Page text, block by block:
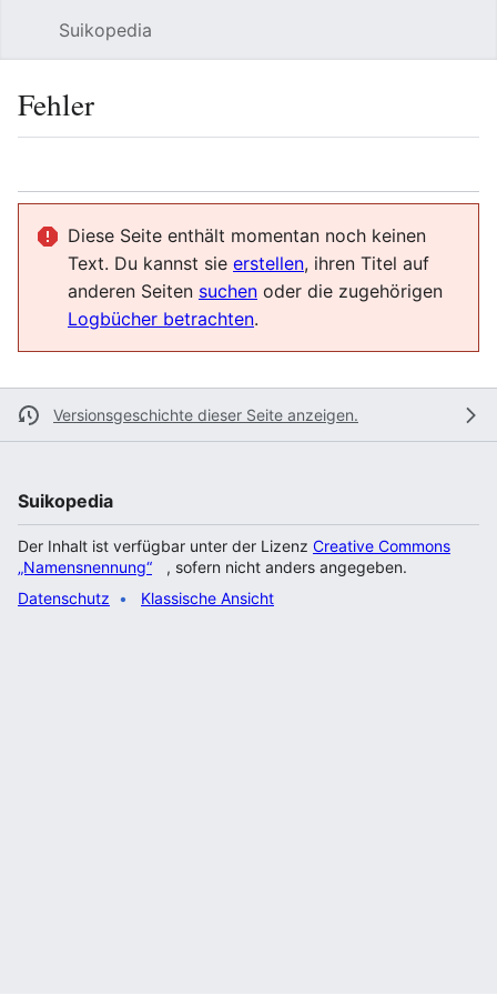
Suikopedia
Fehler
Diese Seite enthält momentan noch keinen
Text. Du kannst sie erstellen, ihren Titel auf
anderen Seiten suchen oder die zugehörigen
Logbücher betrachten.
Versionsgeschichte dieser Seite anzeigen.
Suikopedia
Der Inhalt ist verfügbar unter der Lizenz Creative Commons
„Namensnennung“
, sofern nicht anders angegeben.
Datenschutz
Klassische Ansicht